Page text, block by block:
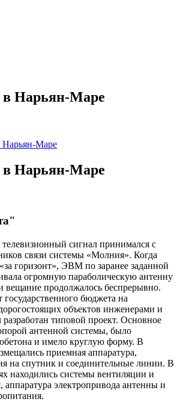
в Нарьян-Маре
Нарьян-Маре
в Нарьян-Маре
сигнал принимался с
связи системы «Молния». Когда
горизонт», ЭВМ по заранее заданной
огромную параболическую антенну
вещание продолжалось беспрерывно.
государственного бюджета на
объектов инженерами и
типовой проект. Основное
антенной системы, было
и имело круглую форму. В
приемная аппаратура,
на спутник и соединительные линии. В
находились системы вентиляции и
электропривода антенны и